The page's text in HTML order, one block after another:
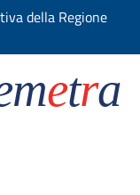
della Regione
etra